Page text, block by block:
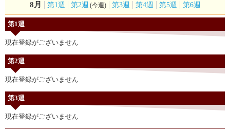
8月 第1週 第2週 (今週) 第3週 第4週 第5週 第6週
第1週
現在登録がございません
第2週
現在登録がございません
第3週
現在登録がございません